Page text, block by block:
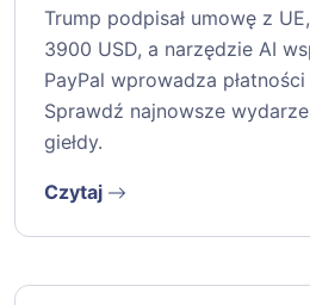
Trump podpisał umowę z
3900 USD, a narzędzie AI
PayPal wprowadza
Sprawdź najnowsze
giełdy.
Czytaj